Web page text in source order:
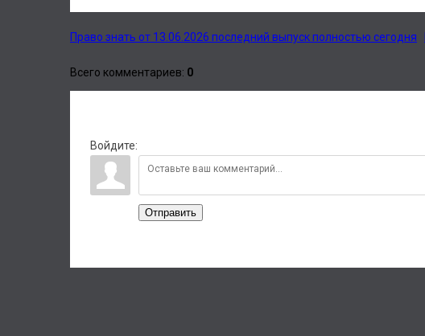
Право знать от 13.06.2026 последний выпуск полностью сегодня
Всего комментариев: 0
Войдите:
Отправить